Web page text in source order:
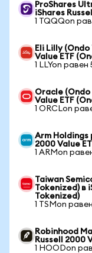
ProShares
iShares
1 TQQQon
Eli Lilly
Value ETF
1 LLYon
Oracle (Ondo
Value ETF
1 ORCLon
Arm Holdings
2000 Value
1 ARMon
Taiwan
Tokenized) в
Tokenized)
1 TSMon
Robinhood
Russell 2000
1 HOODon